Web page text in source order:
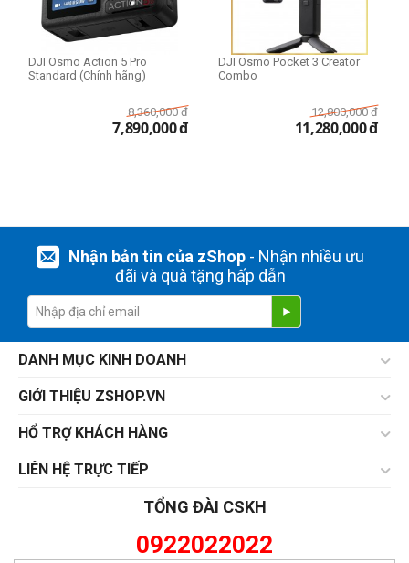
DJI Osmo Action 5 Pro
Standard (Chính hãng)
8,360,000 đ
7,890,000đ
DJI Osmo Pocket 3 Creator
Combo
12,800,000 đ
11,280,000đ
Nhận bản tin của zShop- Nhận nhiều ưu
đãi và quà tặng hấp dẫn
DANH MỤC KINH DOANH
GIỚI THIỆU ZSHOP.VN
HỔ TRỢ KHÁCH HÀNG
LIÊN HỆ TRỰC TIẾP
TỔNG ĐÀI CSKH
0922022022